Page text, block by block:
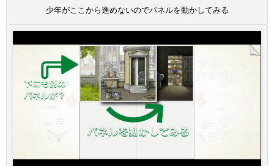
少年がここから進めないのでパネルを動かしてみる